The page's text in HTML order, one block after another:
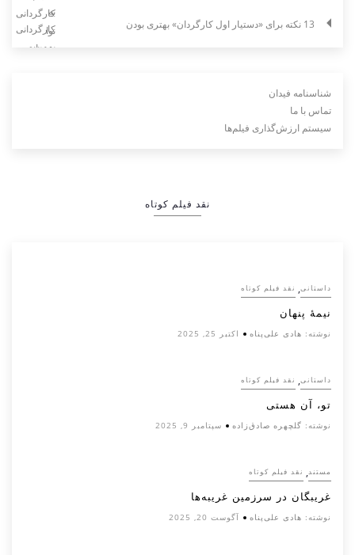
13 نکته برای «دستیار اول کارگردان» بهتری بودن
شناسنامه فیدان
تماس با ما
سیستم ارزش‌گذاری فیلم‌ها
نقد فیلم کوتاه
داستانی, نقد فیلم کوتاه
نیمۀ پنهان
نوشته: هادی علی‌پناه اکتبر 25, 2025
داستانی, نقد فیلم کوتاه
تو، آن هستی
نوشته: گلچهره صادق‌زاده سپتامبر 9, 2025
مستند, نقد فیلم کوتاه
غریبگان در سرزمین غریبه‌ها
نوشته: هادی علی‌پناه آگوست 20, 2025